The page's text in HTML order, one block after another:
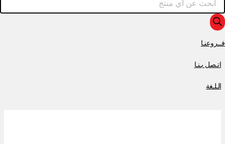
فــروعنـا
اتـصل بـنـا
الـلـغة